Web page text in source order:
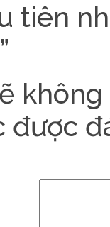
tiên
được